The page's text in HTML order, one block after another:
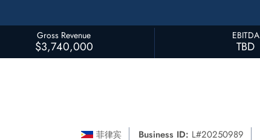
Gross Revenue
$3,740,000
EBITDA
TBD
菲律宾 Business ID: L#20250989